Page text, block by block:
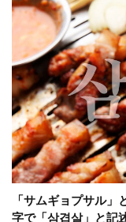
「サムギョプサル
字で「삼겹살」と記